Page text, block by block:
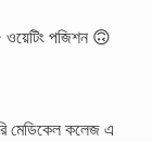
ওয়েটিং পজিশন 🙃
মেডিকেল কলেজ এ